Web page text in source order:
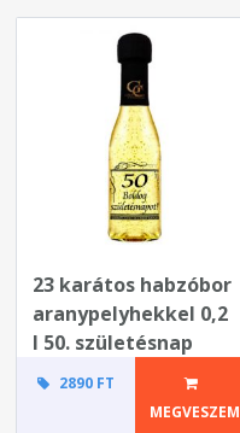
23 karátos habzóbor
aranypelyhekkel 0,2
l 50. születésnap
2890 FT
MEGVESZEM